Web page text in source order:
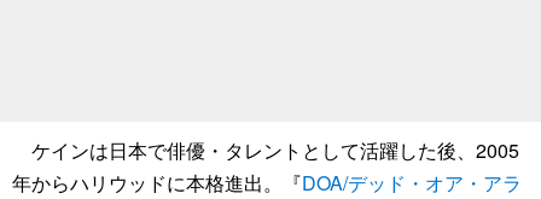
ケインは日本で俳優・タレントとして活躍した後、2005
年からハリウッドに本格進出。『DOA/デッド・オア・アラ